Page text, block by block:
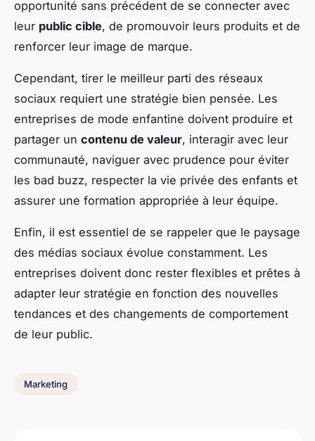
opportunité sans précédent de se connecter avec
leur public cible, de promouvoir leurs produits et de
renforcer leur image de marque.
Cependant, tirer le meilleur parti des réseaux
sociaux requiert une stratégie bien pensée. Les
entreprises de mode enfantine doivent produire et
partager un contenu de valeur, interagir avec leur
communauté, naviguer avec prudence pour éviter
les bad buzz, respecter la vie privée des enfants et
assurer une formation appropriée à leur équipe.
Enfin, il est essentiel de se rappeler que le paysage
des médias sociaux évolue constamment. Les
entreprises doivent donc rester flexibles et prêtes à
adapter leur stratégie en fonction des nouvelles
tendances et des changements de comportement
de leur public.
Marketing